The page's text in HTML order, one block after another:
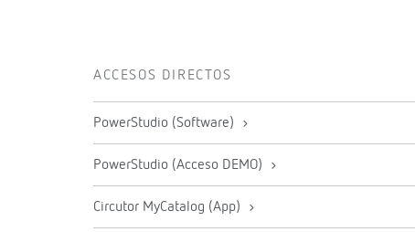
ACCESOS DIRECTOS
PowerStudio (Software)
PowerStudio (Acceso DEMO)
Circutor MyCatalog (App)